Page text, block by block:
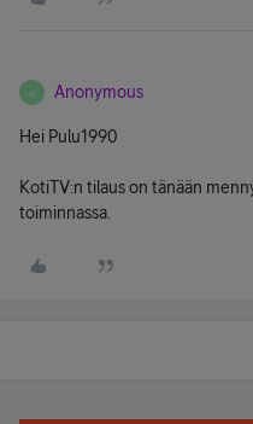
A Anonymous
Hei Pulu1990
KotiTV:n tilaus on tänään
toiminnassa.